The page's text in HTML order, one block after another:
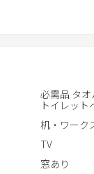
（モダンなラウン
必需品 タオ
トイレット
机・ワーク
TV
窓あり